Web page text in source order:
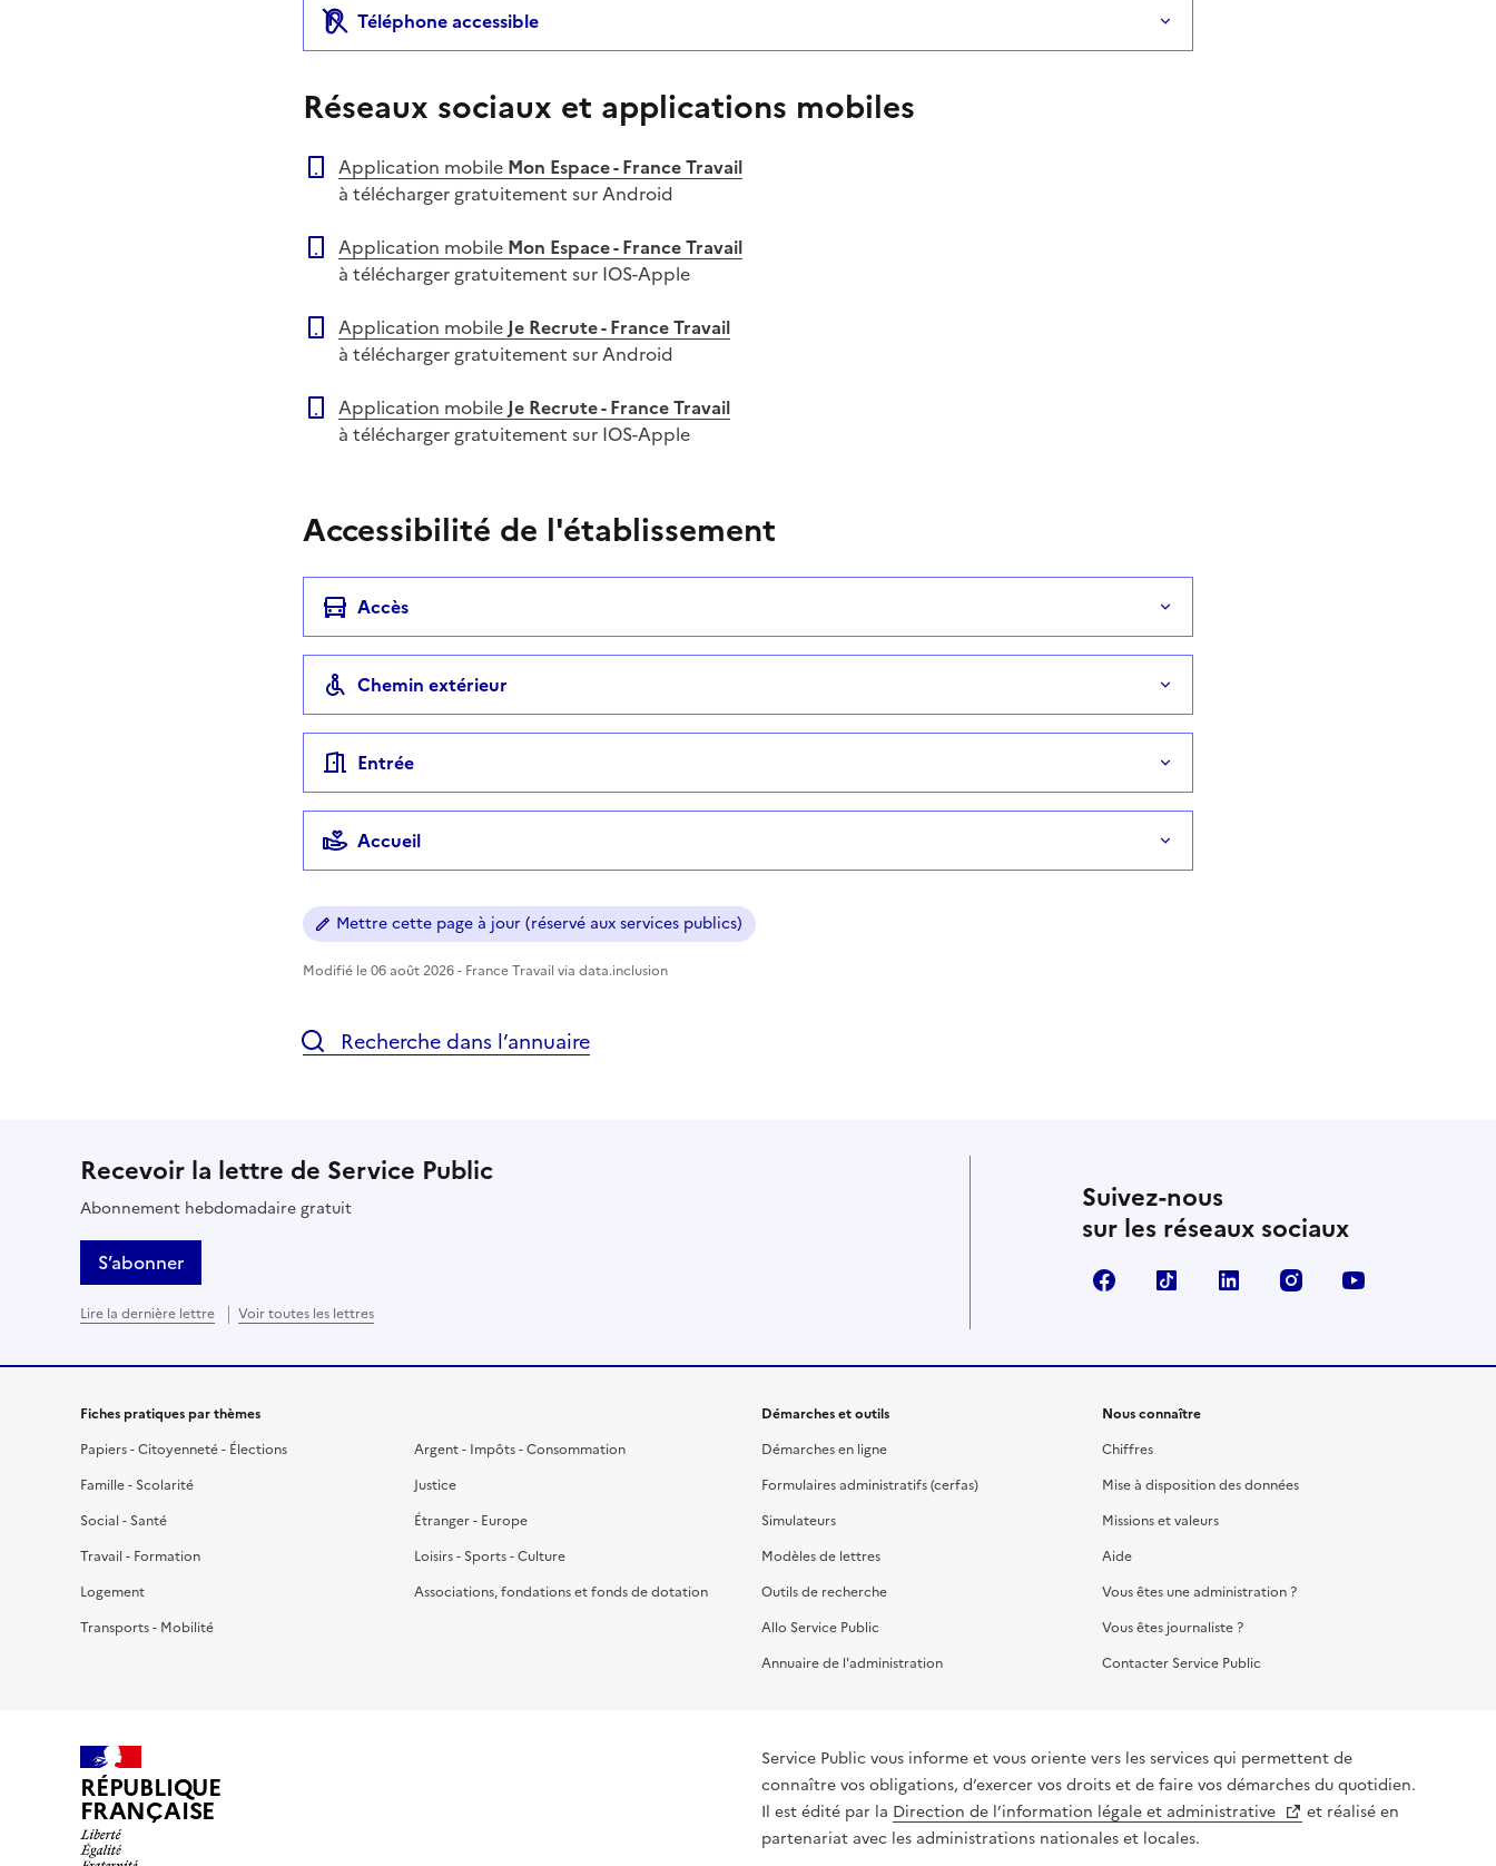
Téléphone accessible
Réseaux sociaux et applications mobiles
Application mobile Mon Espace - France Travail
à télécharger gratuitement sur Android
Application mobile Mon Espace - France Travail
à télécharger gratuitement sur IOS-Apple
Application mobile Je Recrute - France Travail
à télécharger gratuitement sur Android
Application mobile Je Recrute - France Travail
à télécharger gratuitement sur IOS-Apple
Accessibilité de l'établissement
Accès
Chemin extérieur
Entrée
Accueil
Mettre cette page à jour (réservé aux services publics)
Modifié le 06 août 2026 - France Travail via data.inclusion
Recherche dans l’annuaire
Recevoir la lettre de Service Public
Abonnement hebdomadaire gratuit
S’abonner
Lire la dernière lettre Voir toutes les lettres
Suivez-nous
sur les réseaux sociaux
FacebookTikTok LinkedIn Instagram
Fiches pratiques par thèmes
Papiers - Citoyenneté - Élections
Famille - Scolarité
Social - Santé
Travail - Formation
Logement
Transports - Mobilité
Argent - Impôts - Consommation
Justice
Étranger - Europe
Loisirs - Sports - Culture
Associations, fondations et fonds de dotation
Démarches et outils
Démarches en ligne
Formulaires administratifs (cerfas)
Simulateurs
Modèles de lettres
Outils de recherche
Allo Service Public
Annuaire de l'administration
Nous connaître
Chiffres
Mise à disposition des données
Missions et valeurs
Aide
Vous êtes une administration ?
Vous êtes journaliste ?
Contacter Service Public
RÉPUBLIQUE
FRANÇAISE
Service Public vous informe et vous oriente vers les services qui permettent de
connaître vos obligations, d’exercer vos droits et de faire vos démarches du quotidien.
Il est édité par la Direction de l’information légale et administrative
et réalisé en
partenariat avec les administrations nationales et locales.